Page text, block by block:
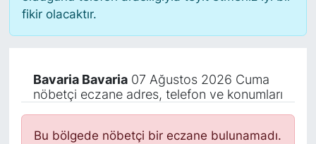
fikir olacaktır.
Bavaria Bavaria07 Ağustos 2026 Cuma
nöbetçi eczane adres, telefon ve konumları
Bu bölgede nöbetçi bir eczane bulunamadı.